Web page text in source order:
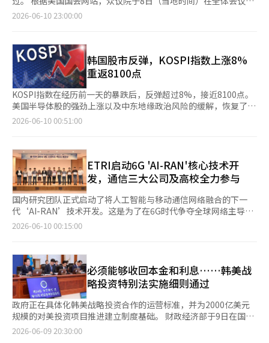
使的制度性机制。” ※ 本报道经人工智能（AI）系统翻译与编
辑。
电力需求的方案和高效运营策略。李副部长表示：“此次访问将70
年来的韩美核能联盟提升为能源与产业联盟，建立了超越政府间合
示：“将把讨论的成果落实为具体的合作项目。”※ 本报道经人
工智能（AI）系统翻译与编辑。
学人》透露，李总统可能考虑实施基本收入等方案。 地区均衡发
展也是重要议题。《经济学人》报道，李总统正在引导半导体企业
首尔南部的行政中心的构想，也是这一均衡发展政策的一部分。
在外交与安全领域，韩美关系成为重点。《经济学人》认为，尽管
与美国总统唐纳德·特朗普的关系可能会造成灾难，但李总统政府
承诺将国防预算提高至国内生产总值（GDP）的3.5%，从而稳定
了两国关系。去年，韩国的国防预算占GDP的2.7%。 李总统在采
访中表示：“关于我们国家的防卫，我们必须自己解决问题。”
在韩美关税谈判中，韩国以3500亿美元的对美投资承诺换取关税
减免。《经济学人》分析，李总统在这一谈判方案中还包括了核潜
标。 不过，李总统对核扩散的担忧表示了明确立场。他解释称，
浓缩能力仅用于核电运行所需的低水平浓缩，认为韩国拥有核武器
既不理想也不现实。 关于朝鲜问题，李总统表达了悲观的展望。
他指出，伊朗战争后，朝鲜放弃核武器的可能性更低。《经济学
人》报道，朝鲜最近将韩国定性为“敌国”，并加强与俄罗斯的关
系，对南北对话表现出不感兴趣。 尽管如此，李总统对通过朝美
对话寻找突破口仍抱有希望。他表示，特朗普总统的“独特性
格”在当前情况下“可能非常有帮助”。 李总统个人的司法风险
任后重新浮出水面的可能性很大。 李总统主张这些起诉是出于政
治动机。《经济学人》提到，自韩国民主化以来，超过一半的历任
总统遭到弹劾或监禁，认为李总统的未来也充满不确定性。 对
此，李总统承认自己成为这种恶性循环的牺牲者的可能性“相当
高”。《经济学人》分析，李总统的遗产最终取决于能否将政治稳
定和外交、经济成果制度化，并打破所谓的“青瓦台诅咒”。※
本报道经人工智能（AI）系统翻译与编辑。
以全票通过了《美日韩三国合作法》（US-Japan-ROK Trilateral
上加强合作。 法案由加州民主党众议员阿米·贝拉于去年5月15日
提出，属于众议院外交委员会东亚及太平洋小组的民主党负责人。
该法案于去年7月22日在众议院外交委员会以47票赞成、3票反对
的结果通过，经过近一年后终于在众议院获得通过。法案的最终立
法还需经过参议院的审议和总统的签署。 法案的核心内容是美国
国务院需与国会协商，推动与韩国和日本政府达成书面协议，以建
立“美日韩议会间对话”机制。 法案中明确指出：“自本法生效
之日起180天内，国务卿应与国会协商，推动与日本和韩国政府开
间对话的书面协议。” 美国代表团由不超过8名联邦议员组成。众
议院议长和少数党领袖各自任命2名众议员，参议院多数党和少数
党领袖各自任命2名参议员。代表团的任期为2年。 此外，美国代
表团还需努力与日本和韩国立法机构的代表及相关工作人员至少每
年举行一次会晤。会议可以在美国境内举行，或在国会休会期间在
其他国家举行，也可以采用视频会议的方式。 法案还强调三国应
共同应对外国的信息操控和干预，以保护民主制度和确保信息的准
确共享。 贝拉议员在9日的新闻稿中表示，该法案“反映了2023年
会在将这一承诺转化为持续政策和制度合作中的作用。” 他指
出：“外交是和平的核心，美国、日本和韩国在共同促进共同利益
和应对共同挑战时将变得更加强大。”他补充道：“该法案将加强
立法机构间的交流，并通过重申美国对两个最亲密盟友的承诺，确
保三国合作的长期持续。”※ 本报道经人工智能（AI）系统翻译与
编辑。
2026-06-10 23:00:00
韩国股市反弹，KOSPI指数上涨8%
重返8100点
KOSPI指数在经历前一天的暴跌后，反弹超过8%，接近8100点。
美国半导体股的强劲上涨以及中东地缘政治风险的缓解，恢复了投
资者的信心，机构投资者纷纷进行低价买入。 根据韩国交易所的
的临时停牌（买入侧停）被触发。尽管之后上涨幅度有所回落，但
午餐时间后买入势头再次增强，推动了指数的进一步上涨。 在证
券市场上，机构投资者净买入24982亿韩元，推动了指数的上涨。
相反，外国投资者和个人投资者分别净卖出20027亿韩元和6152亿
韩元。 当天，受低价买入的推动，各个行业普遍表现强劲，但由
于短期内的剧烈波动，各行业之间也出现了差异化表现。 尤其是
半导体行业的上涨势头尤为明显。由于对人工智能（AI）数据中心
投资扩大的业绩改善预期，以及近期的急剧下跌带来的低价买入，
8.97%；SK海力士收于2215000韩元，上涨15.91%。此外，SK
Square上涨13.51%，韩美半导体上涨9.07%。 与内需消费相关的
股票也表现强劲。由于对内需经济复苏的期待以及外国游客增加带
来的业绩改善预期，现代百货（上涨12.25%）、新世界（上涨
9.09%）、A.P.R（上涨10.79%）、爱茉莉太平洋（上涨6.67%）
等股票均上涨收盘。 相反，近期因与英伟达的合作预期而大幅上
涨的股票则出现了获利了结，表现疲软。NAVER下跌7.89%，LG
电子下跌7.46%，LG CNS下跌7.04%，现代汽车下跌8.64%。
2026-06-10 00:51:00
ETRI启动6G 'AI-RAN'核心技术开
发，通信三大公司及高校全力参与
国内研究团队正式启动了将人工智能与移动通信网络融合的下一
代‘AI-RAN’技术开发。这是为了在6G时代争夺全球网络主导权
的产学研全面合作。 韩国电子通信研究院（ETRI）于9日宣布，将
至2030年12月，预计投入总额为470亿韩元的研发资金。AI-RAN
是将人工智能技术与现有移动通信无线接入网结合的下一代网络技
术。 该技术旨在实现网络资源优化和故障预测，并将AI学习和推理
功能内嵌于网络内部，形成‘AI原生’结构。目前，全球市场上，
英伟达、三星电子、爱立信、诺基亚和软银等公司正在加速技术竞
争。 政府已将ETRI指定为‘国家指定AI-RAN全球领先项目专业研
究所’。参与团队阵容强大，包括：△SK电信、KT、LG U+等三
大移动通信公司 △HFR、Ucast、CleverLogic等通信设备和软件
2026-06-10 00:15:00
必须能够收回本金和利息……韩美战
略投资特别法实施细则通过
政府正在具体化韩美战略投资合作的运营标准，并为2000亿美元
规模的对美投资项目推进建立制度基础。 财政经济部于9日在国务
会议上审议并通过了《韩国与美国间战略投资的运营与管理特别法
2026-06-09 20:30:00